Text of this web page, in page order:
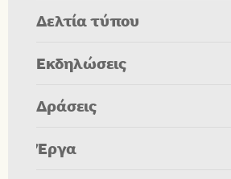
Δελτία τύπου
Εκδηλώσεις
Δράσεις
Έργα